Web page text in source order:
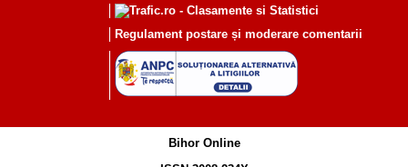
Regulament postare și moderare comentarii
Bihor Online